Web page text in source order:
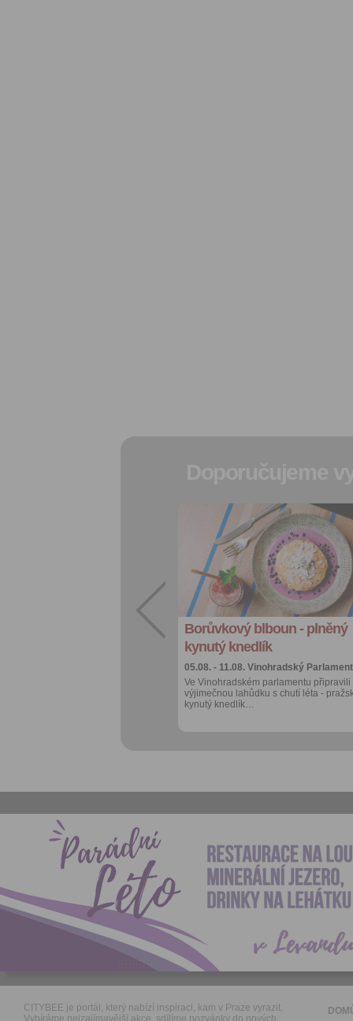
Borůvkový blboun - plněný
kynutý knedlík
05.08. - 11.08. Vinohradský Parlament
Ve Vinohradském parlamentu připravili
výjimečnou lahůdku s chutí léta -
kynutý knedlík…
Přidat do
oblíbených
Sdílet:
Facebook
export do
kalendáře
Více výhod pro
přihlášené
CITYBEE je portál, který nabízí inspiraci, kam v Praze vyrazit.
Vybíráme nejzajímavější akce, sdílíme pozvánky do nových